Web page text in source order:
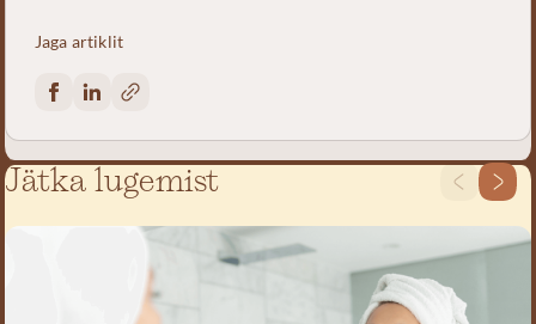
Jaga artiklit
Jätka lugemist